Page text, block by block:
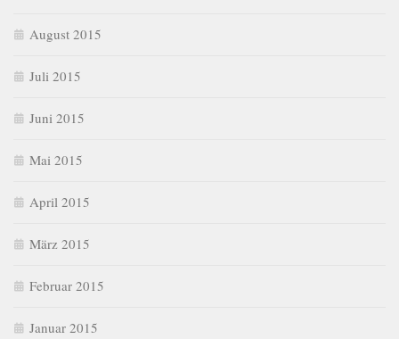
August 2015
Juli 2015
Juni 2015
Mai 2015
April 2015
März 2015
Februar 2015
Januar 2015